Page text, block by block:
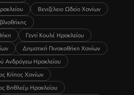
Βενιζέλειο Ωδείο Χανίων
Γεντί Κουλέ Ηρακλείου
Δημοτική Πινακοθήκη Χανίων
Ανδρόγεω Ηρακλείου
Κήπος Χανίων
Βηθλεέμ Ηρακλείου